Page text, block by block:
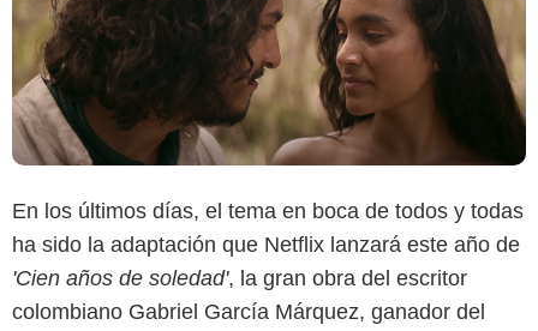
En los últimos días, el tema en boca de todos y todas
ha sido la adaptación que Netflix lanzará este año de
'Cien años de soledad', la gran obra del escritor
colombiano Gabriel García Márquez, ganador del